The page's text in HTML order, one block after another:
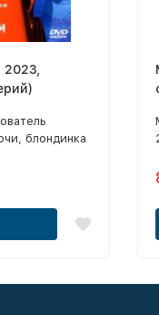
блондинка